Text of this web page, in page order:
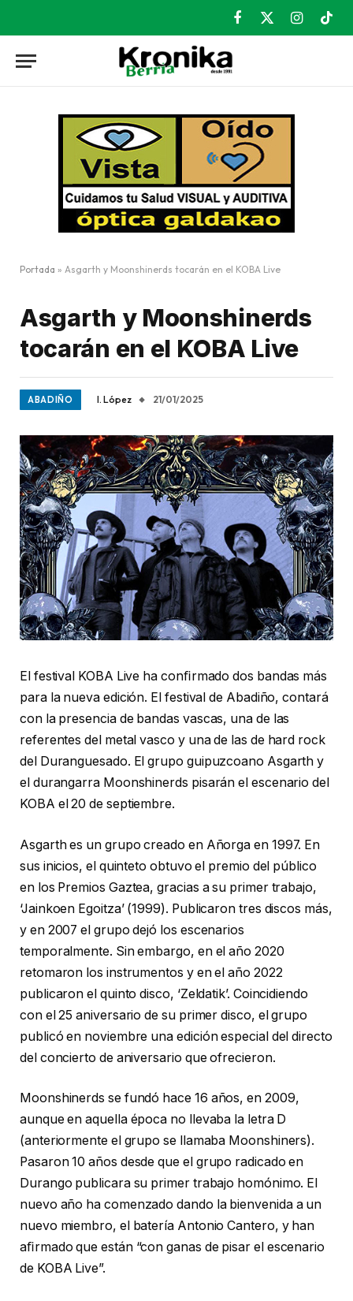
Facebook
X
Instagram
Portada » Asgarth y Moonshinerds tocarán en el KOBA Live
Asgarth y Moonshinerds
tocarán en el KOBA Live
ABADIÑO I. López 21/01/2025
El festival KOBA Live ha conﬁrmado dos bandas más
para la nueva edición. El festival de Abadiño, contará
con la presencia de bandas vascas, una de las
referentes del metal vasco y una de las de hard rock
del Duranguesado. El grupo guipuzcoano Asgarth y
el durangarra Moonshinerds pisarán el escenario del
KOBA el 20 de septiembre.
Asgarth es un grupo creado en Añorga en 1997. En
sus inicios, el quinteto obtuvo el premio del público
en los Premios Gaztea, gracias a su primer trabajo,
‘Jainkoen Egoitza’ (1999). Publicaron tres discos más,
y en 2007 el grupo dejó los escenarios
temporalmente. Sin embargo, en el año 2020
retomaron los instrumentos y en el año 2022
publicaron el quinto disco, ‘Zeldatik’. Coincidiendo
con el 25 aniversario de su primer disco, el grupo
publicó en noviembre una edición especial del directo
del concierto de aniversario que ofrecieron.
Moonshinerds se fundó hace 16 años, en 2009,
aunque en aquella época no llevaba la letra D
(anteriormente el grupo se llamaba Moonshiners).
Pasaron 10 años desde que el grupo radicado en
Durango publicara su primer trabajo homónimo. El
nuevo año ha comenzado dando la bienvenida a un
nuevo miembro, el batería Antonio Cantero, y han
aﬁrmado que están “con ganas de pisar el escenario
de KOBA Live”.